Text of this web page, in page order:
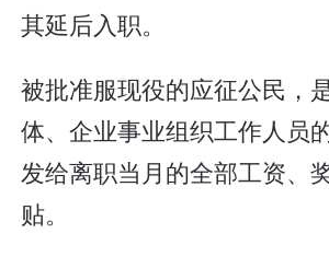
其延后入职。
被批准服现役的应征公民，
体、企业事业组织工作人员
发给离职当月的全部工资、
贴。